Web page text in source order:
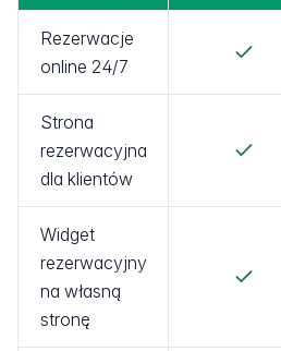
Rezerwacje
online 24/7
Strona
rezerwacyjna
dla klientów
Widget
rezerwacyjny
na własną
stronę